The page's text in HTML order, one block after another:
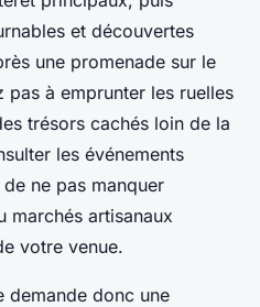
et découvertes
une promenade sur le
pas à emprunter les ruelles
trésors cachés loin de la
les événements
ne pas manquer
marchés artisanaux
votre venue.
demande donc une